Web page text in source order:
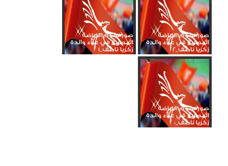
صور نجوم الرياضة
المصرية في عزاء والدة
زكريا ناصف_2
صور نجوم الرياضة
المصرية في عزاء والدة
زكريا ناصف_1
صور نجوم الرياضة
المصرية في عزاء والدة
زكريا ناصف_0